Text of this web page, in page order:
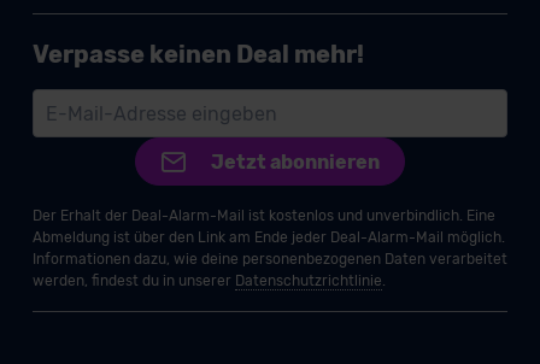
Verpasse keinen Deal mehr!
Jetzt abonnieren
Der Erhalt der Deal-Alarm-Mail ist kostenlos und unverbindlich. Eine
Abmeldung ist über den Link am Ende jeder Deal-Alarm-Mail möglich.
Informationen dazu, wie deine personenbezogenen Daten verarbeitet
werden, findest du in unserer Datenschutzrichtlinie.